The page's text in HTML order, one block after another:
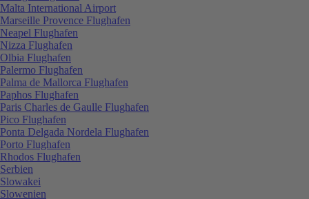
Malta International Airport
Marseille Provence Flughafen
Neapel Flughafen
Nizza Flughafen
Olbia Flughafen
Palermo Flughafen
Palma de Mallorca Flughafen
Paphos Flughafen
Paris Charles de Gaulle Flughafen
Pico Flughafen
Ponta Delgada Nordela Flughafen
Porto Flughafen
Rhodos Flughafen
Serbien
Slowakei
Slowenien